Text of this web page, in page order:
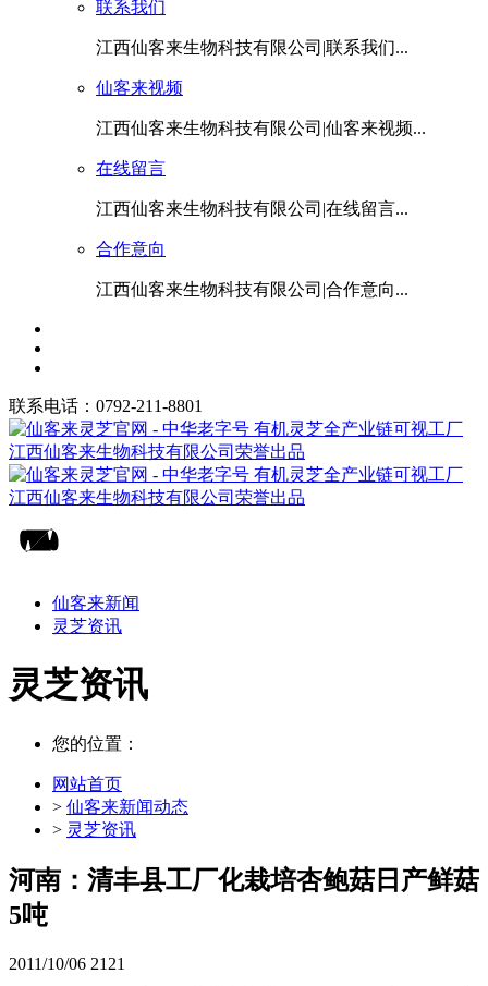
联系我们
江西仙客来生物科技有限公司|联系我们...
仙客来视频
江西仙客来生物科技有限公司|仙客来视频...
在线留言
江西仙客来生物科技有限公司|在线留言...
合作意向
江西仙客来生物科技有限公司|合作意向...
联系电话：0792-211-8801
仙客来新闻
灵芝资讯
灵芝资讯
您的位置：
网站首页
> 仙客来新闻动态
> 灵芝资讯
河南：清丰县工厂化栽培杏鲍菇日产鲜菇
5吨
2011/10/06 2121